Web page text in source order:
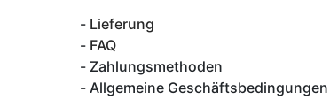
Lieferung
FAQ
Zahlungsmethoden
Allgemeine Geschäftsbedingungen